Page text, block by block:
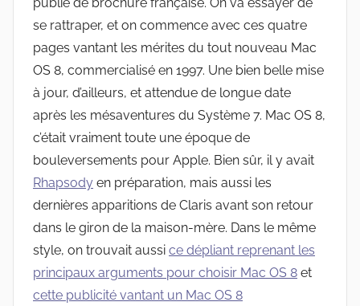
publié de brochure française. On va essayer de
se rattraper, et on commence avec ces quatre
pages vantant les mérites du tout nouveau Mac
OS 8, commercialisé en 1997. Une bien belle mise
à jour, d’ailleurs, et attendue de longue date
après les mésaventures du Système 7. Mac OS 8,
c’était vraiment toute une époque de
bouleversements pour Apple. Bien sûr, il y avait
Rhapsody en préparation, mais aussi les
dernières apparitions de Claris avant son retour
dans le giron de la maison-mère. Dans le même
style, on trouvait aussi ce dépliant reprenant les
principaux arguments pour choisir Mac OS 8 et
cette publicité vantant un Mac OS 8